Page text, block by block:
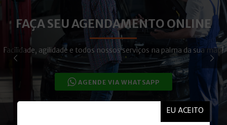
FAÇA SEU AGENDAMENTO ONLINE
Facilidade, agilidade e todos nossos serviços na palma da sua mão!
AGENDE VIA WHATSAPP